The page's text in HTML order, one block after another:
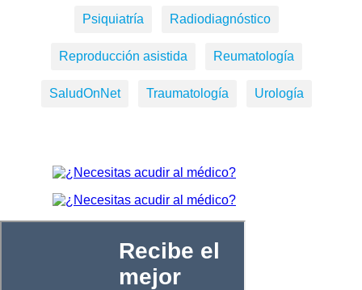
Psiquiatría Radiodiagnóstico
Reproducción asistida Reumatología
SaludOnNet Traumatología Urología